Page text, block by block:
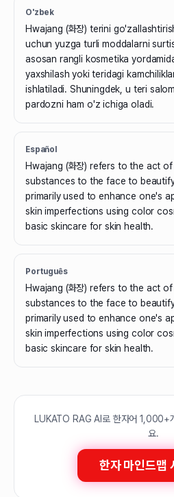
O'zbek
Hwajang (화장) terini
uchun yuzga turli moddalarni
asosan rangli kosmetika
yaxshilash yoki teridagi
ishlatiladi. Shuningdek, u teri
pardozni ham o'z ichiga oladi.
Español
Hwajang (화장) refers to the act
substances to the face to
primarily used to enhance one's
skin imperfections using color
basic skincare for skin health.
Português
Hwajang (화장) refers to the act
substances to the face to
primarily used to enhance one's
skin imperfections using color
basic skincare for skin health.
LUKATO RAG AI로 한자어 1,000+
요.
한자 마인드맵